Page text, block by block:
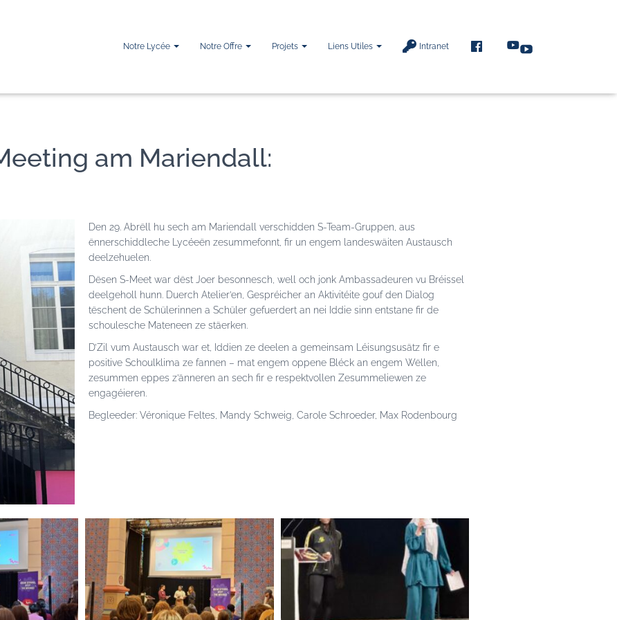
Notre Lycée Notre Offre Projets Liens Utiles Intranet
am Mariendall:
Den 29. Abrëll hu sech am Mariendall verschidden S-Team-Gruppen, aus
ënnerschiddleche Lycéeën zesummefonnt, fir un engem landeswäiten Austausch
deelzehuelen.
Dësen S-Meet war dëst Joer besonnesch, well och jonk Ambassadeuren vu Bréissel
deelgeholl hunn. Duerch Atelier’en, Gespréicher an Aktivitéite gouf den Dialog
tëschent de Schülerinnen a Schüler gefuerdert an nei Iddie sinn entstane fir de
schoulesche Mateneen ze stäerken.
D’Zil vum Austausch war et, Iddien ze deelen a gemeinsam Léisungsusätz fir e
positive Schoulklima ze fannen – mat engem oppene Bléck an engem Wëllen,
zesummen eppes z’änneren an sech fir e respektvollen Zesummeliewen ze
engagéieren.
Begleeder: Véronique Feltes, Mandy Schweig, Carole Schroeder, Max Rodenbourg